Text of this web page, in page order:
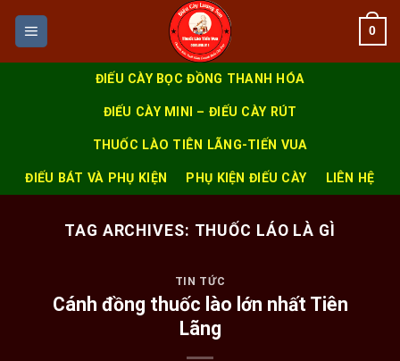
Skip
content
0
ĐIẾU CÀY BỌC ĐỒNG THANH HÓA
ĐIẾU CÀY MINI – ĐIẾU CÀY RÚT
THUỐC LÀO TIÊN LÃNG-TIẾN VUA
ĐIẾU BÁT VÀ PHỤ KIỆN PHỤ KIỆN ĐIẾU CÀY LIÊN HỆ
TAG ARCHIVES: THUỐC LÁO LÀ GÌ
TIN TỨC
Cánh đồng thuốc lào lớn nhất Tiên
Lãng